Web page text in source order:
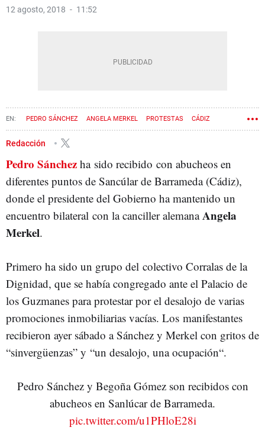
12 agosto, 2018 11:52
PEDRO SÁNCHEZ ANGELA MERKEL PROTESTAS CÁDIZ
Redacción
Pedro Sánchez ha sido recibido con abucheos en
diferentes puntos de Sancúlar de Barrameda (Cádiz),
donde el presidente del Gobierno ha mantenido un
encuentro bilateral con la canciller alemanaAngela
Merkel.
Primero ha sido un grupo del colectivo Corralas de la
Dignidad, que se había congregado ante el Palacio de
los Guzmanes para protestar por el desalojo de varias
promociones inmobiliarias vacías. Los manifestantes
recibieron ayer sábado a Sánchez y Merkel con gritos de
“sinvergüenzas” y “un desalojo, una ocupación“.
Pedro Sánchez y Begoña Gómez son recibidos con
abucheos en Sanlúcar de Barrameda.
pic.twitter.com/u1PHloE28i